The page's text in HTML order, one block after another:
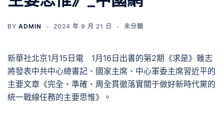
BY ADMIN 2024 年 9 月 21 日 未分類
新華社北京1月15日電 1月16日出書的第2期《求是》雜志
將發表中共中心總書記、國家主席、中心軍委主席習近平的
主要文章《完全、準確、周全貫徹落實關于做好新時代黨的
統一戰線任務的主要思惟》。